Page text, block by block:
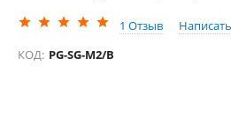
1 Отзыв
КОД: PG-SG-M2/B